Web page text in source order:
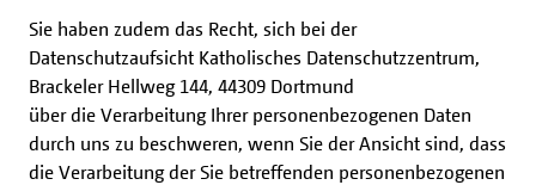
Sie haben zudem das Recht, sich bei der
Datenschutzaufsicht Katholisches Datenschutzzentrum,
Brackeler Hellweg 144, 44309 Dortmund
über die Verarbeitung Ihrer personenbezogenen Daten
durch uns zu beschweren, wenn Sie der Ansicht sind, dass
die Verarbeitung der Sie betreffenden personenbezogenen